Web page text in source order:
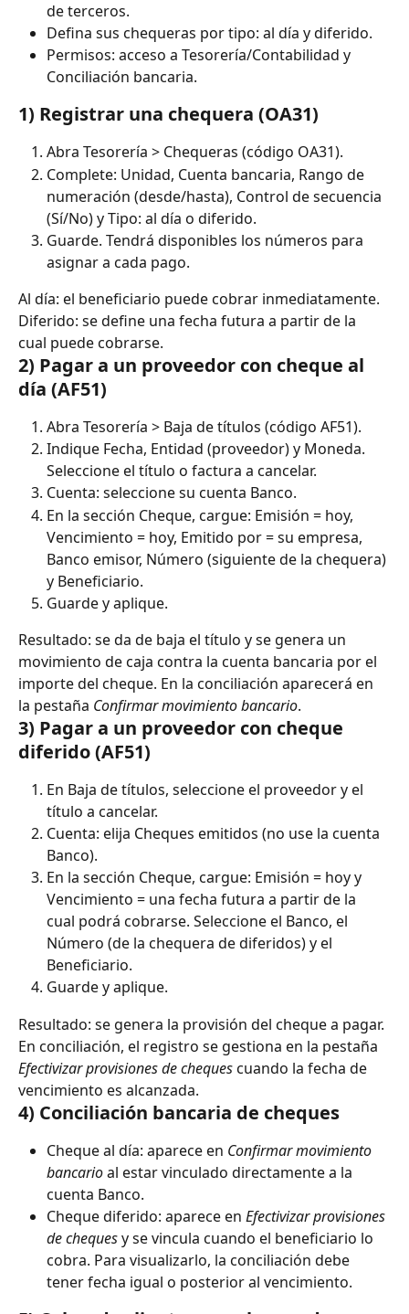
de terceros.
Defina sus chequeras por tipo: al día y diferido.
Permisos: acceso a Tesorería/Contabilidad y
Conciliación bancaria.
1) Registrar una chequera (OA31)
Abra Tesorería > Chequeras (código OA31).
Complete: Unidad, Cuenta bancaria, Rango de
numeración (desde/hasta), Control de secuencia
(Sí/No) y Tipo: al día o diferido.
Guarde. Tendrá disponibles los números para
asignar a cada pago.
Al día: el beneficiario puede cobrar inmediatamente.
Diferido: se define una fecha futura a partir de la
cual puede cobrarse.
2) Pagar a un proveedor con cheque al
día (AF51)
Abra Tesorería > Baja de títulos (código AF51).
Indique Fecha, Entidad (proveedor) y Moneda.
Seleccione el título o factura a cancelar.
Cuenta: seleccione su cuenta Banco.
En la sección Cheque, cargue: Emisión = hoy,
Vencimiento = hoy, Emitido por = su empresa,
Banco emisor, Número (siguiente de la chequera)
y Beneficiario.
Guarde y aplique.
Resultado: se da de baja el título y se genera un
movimiento de caja contra la cuenta bancaria por el
importe del cheque. En la conciliación aparecerá en
la pestaña Confirmar movimiento bancario.
3) Pagar a un proveedor con cheque
diferido (AF51)
En Baja de títulos, seleccione el proveedor y el
título a cancelar.
Cuenta: elija Cheques emitidos (no use la cuenta
Banco).
En la sección Cheque, cargue: Emisión = hoy y
Vencimiento = una fecha futura a partir de la
cual podrá cobrarse. Seleccione el Banco, el
Número (de la chequera de diferidos) y el
Beneficiario.
Guarde y aplique.
Resultado: se genera la provisión del cheque a pagar.
En conciliación, el registro se gestiona en la pestaña
Efectivizar provisiones de cheques cuando la fecha de
vencimiento es alcanzada.
4) Conciliación bancaria de cheques
Cheque al día: aparece en Confirmar movimiento
bancario al estar vinculado directamente a la
cuenta Banco.
Cheque diferido: aparece en Efectivizar provisiones
de cheques y se vincula cuando el beneficiario lo
cobra. Para visualizarlo, la conciliación debe
tener fecha igual o posterior al vencimiento.